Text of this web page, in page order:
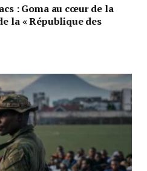
: Goma au cœur de la
la « République des